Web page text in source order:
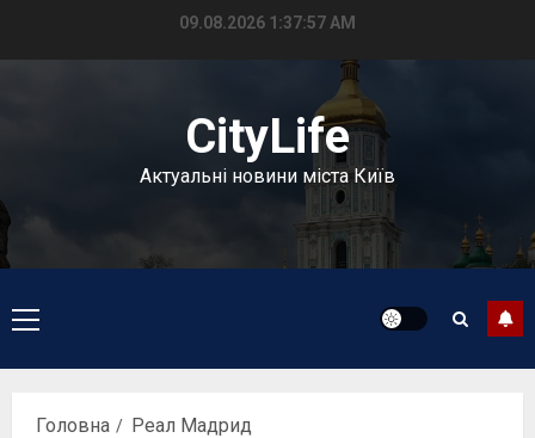
09.08.2026 1:37:57 AM
CityLife
Актуальні новини міста Київ
Головне
меню
Головна Реал Мадрид